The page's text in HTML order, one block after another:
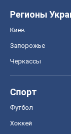
Регионы
Киев
Запорожье
Черкассы
Спорт
Футбол
Хоккей